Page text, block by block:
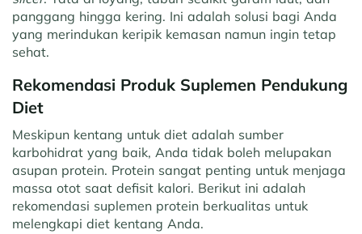
panggang hingga kering. Ini adalah solusi bagi Anda
yang merindukan keripik kemasan namun ingin tetap
sehat.
Rekomendasi Produk Suplemen Pendukung
Diet
Meskipun kentang untuk diet adalah sumber
karbohidrat yang baik, Anda tidak boleh melupakan
asupan protein. Protein sangat penting untuk menjaga
massa otot saat defisit kalori. Berikut ini adalah
rekomendasi suplemen protein berkualitas untuk
melengkapi diet kentang Anda.